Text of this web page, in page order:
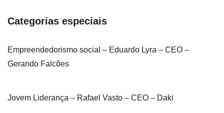
Categorias especiais
Empreendedorismo social – Eduardo Lyra – CEO –
Gerando Falcões
Jovem Liderança – Rafael Vasto – CEO – Daki